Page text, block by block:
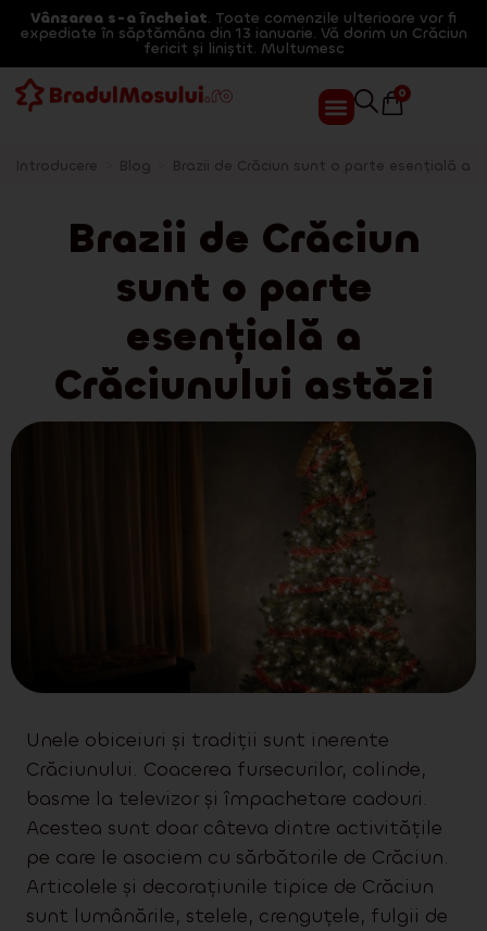
Vânzarea s-a încheiat. Toate comenzile ulterioare vor fi
expediate în săptămâna din 13 ianuarie. Vă dorim un Crăciun
fericit și liniștit. Multumesc
0
Introducere Blog Brazii de Crăciun sunt o parte esențială a
Brazii de Crăciun
sunt o parte
esențială a
Crăciunului astăzi
Unele obiceiuri și tradiții sunt inerente
Crăciunului. Coacerea fursecurilor, colinde,
basme la televizor și împachetare cadouri.
Acestea sunt doar câteva dintre activitățile
pe care le asociem cu sărbătorile de Crăciun.
Articolele și decorațiunile tipice de Crăciun
sunt lumânările, stelele, crenguțele, fulgii de